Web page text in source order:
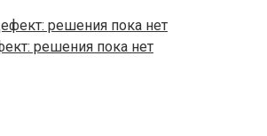
решения пока нет